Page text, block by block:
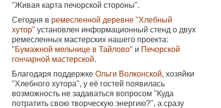
"Живая карта печорской стороны".
Сегодня в ремесленной деревне "Хлебный
хутор" установлен информационный стенд о двух
ремесленных мастерских нашего проекта:
"Бумажной мельнице в Тайлово" и Печорской
гончарной мастерской.
Благодаря поддержке Ольги Волконской, хозяйки
"Хлебного хутора", у её гостей появилась
возможность не задаваться вопросом "Куда
потратить свою творческую энергию?", а сразу